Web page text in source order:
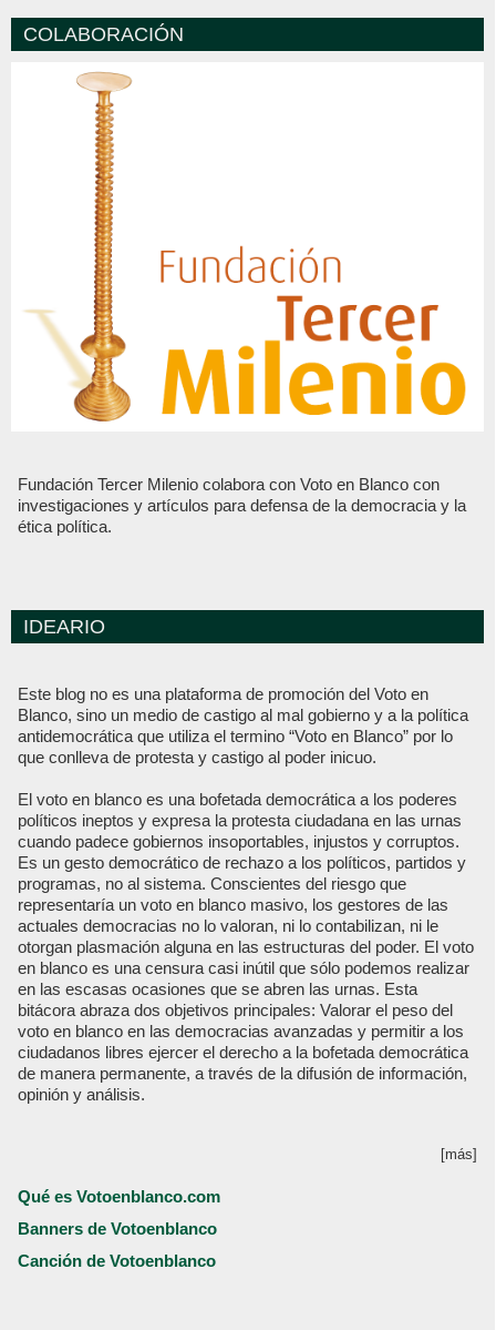
COLABORACIÓN
Fundación Tercer Milenio colabora con Voto en Blanco con
investigaciones y artículos para defensa de la democracia y la
ética política.
IDEARIO
Este blog no es una plataforma de promoción del Voto en
Blanco, sino un medio de castigo al mal gobierno y a la política
antidemocrática que utiliza el termino “Voto en Blanco” por lo
que conlleva de protesta y castigo al poder inicuo.
El voto en blanco es una bofetada democrática a los poderes
políticos ineptos y expresa la protesta ciudadana en las urnas
cuando padece gobiernos insoportables, injustos y corruptos.
Es un gesto democrático de rechazo a los políticos, partidos y
programas, no al sistema. Conscientes del riesgo que
representaría un voto en blanco masivo, los gestores de las
actuales democracias no lo valoran, ni lo contabilizan, ni le
otorgan plasmación alguna en las estructuras del poder. El voto
en blanco es una censura casi inútil que sólo podemos realizar
en las escasas ocasiones que se abren las urnas. Esta
bitácora abraza dos objetivos principales: Valorar el peso del
voto en blanco en las democracias avanzadas y permitir a los
ciudadanos libres ejercer el derecho a la bofetada democrática
de manera permanente, a través de la difusión de información,
opinión y análisis.
[más]
Qué es Votoenblanco.com
Banners de Votoenblanco
Canción de Votoenblanco